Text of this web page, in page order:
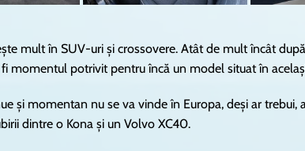
mult în SUV-uri și crossovere. Atât de mult încât
momentul potrivit pentru încă un model situat în
și momentan nu se va vinde în Europa, deși ar
dintre o Kona și un Volvo XC40.